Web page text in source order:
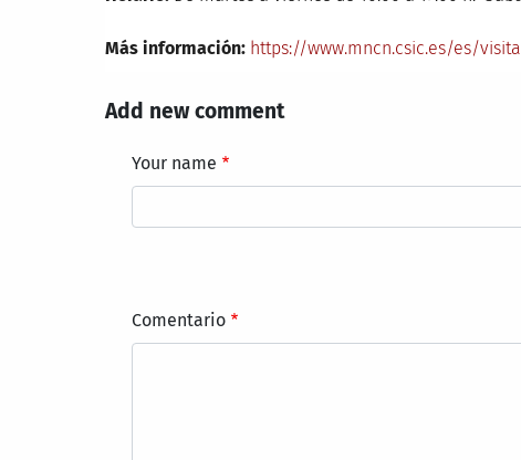
Más información: https://www.mncn.csic.es/es/
Add new comment
Your name
Comentario